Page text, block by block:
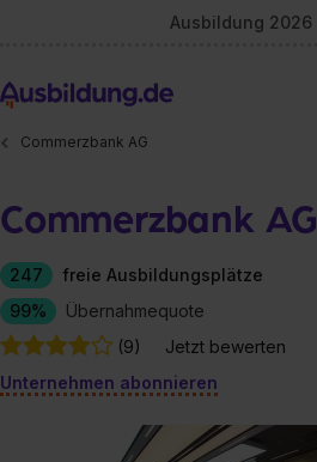
Ausbildung 2026
Commerzbank AG
Commerzbank AG
247
freie Ausbildungsplätze
99%
Übernahmequote
(9)
Jetzt bewerten
Unternehmen abonnieren